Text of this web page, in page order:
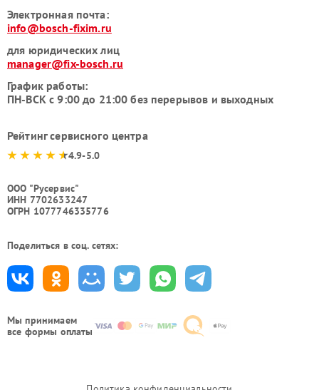
Мы принимаем
все формы оплаты
Электронная почта:
info@bosch-fixim.ru
для юридических лиц
manager@fix-bosch.ru
График работы:
ПН-ВСК с 9:00 до 21:00 без перерывов и выходных
Рейтинг сервисного центра
4.9-5.0
ООО "Русервис"
ИНН 7702633247
ОГРН 1077746335776
Поделиться в соц. сетях: